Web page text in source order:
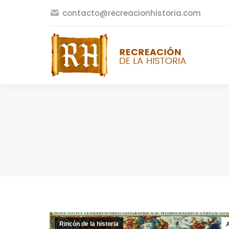
contacto@recreacionhistoria.com
Rincón de la historia